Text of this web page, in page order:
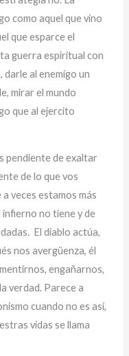
como aquel que vino
que esparce el
guerra espiritual con
darle al enemigo un
mirar el mundo
que al ejercito
pendiente de exaltar
de lo que vos
veces estamos más
infierno no tiene y de
El diablo actúa,
nos avergüenza, él
engañarnos,
verdad. Parece a
cuando no es así,
vidas se llama